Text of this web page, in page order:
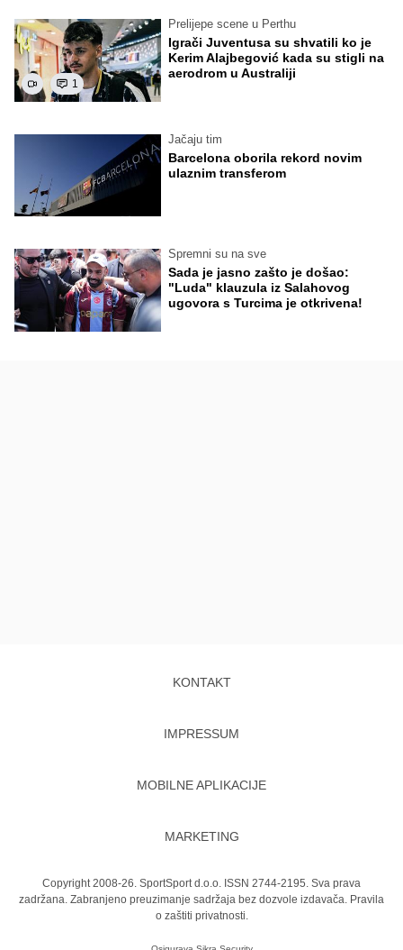
1
Prelijepe scene u Perthu
Igrači Juventusa su shvatili ko je
Kerim Alajbegović kada su stigli na
aerodrom u Australiji
Jačaju tim
Barcelona oborila rekord novim
ulaznim transferom
Spremni su na sve
Sada je jasno zašto je došao:
"Luda" klauzula iz Salahovog
ugovora s Turcima je otkrivena!
KONTAKT
IMPRESSUM
MOBILNE APLIKACIJE
MARKETING
Copyright 2008-26. SportSport d.o.o. ISSN 2744-2195. Sva prava
zadržana. Zabranjeno preuzimanje sadržaja bez dozvole izdavača. Pravila
o zaštiti privatnosti.